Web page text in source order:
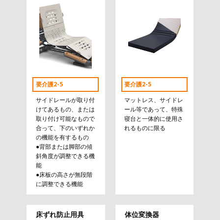
要介護2-5
サイドレールが取り付
けてあるもの、または
取り付け可能なもので
合って、下のいずれか
の機能を有するもの
●背部または脚部の傾
斜角度が調整できる機
能
●床板の高さが無段階
に調整できる機能
要介護2-5
マットレス、サイドレ
ール等であって、特殊
寝台と一体的に使用さ
れるものに限る
床ずれ防止用具 体位変換器